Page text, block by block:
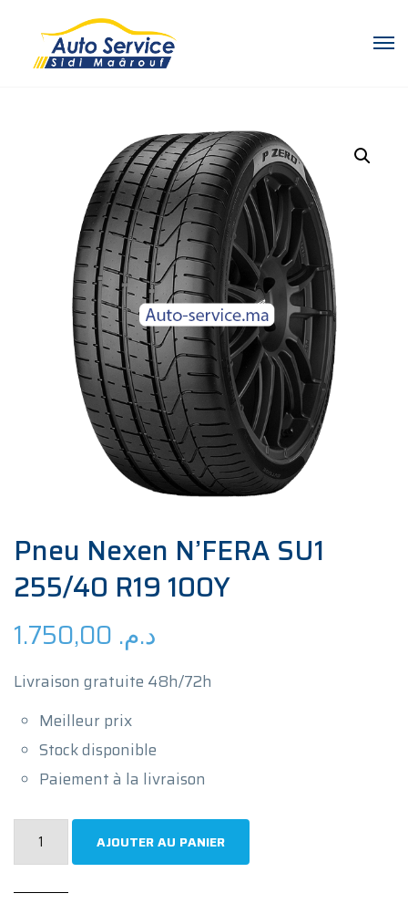
Pneu Nexen N’FERA SU1
255/40 R19 100Y
د.م.
Livraison gratuite 48h/72h
Meilleur prix
Stock disponible
Paiement à la livraison
quantité
AJOUTER AU PANIER